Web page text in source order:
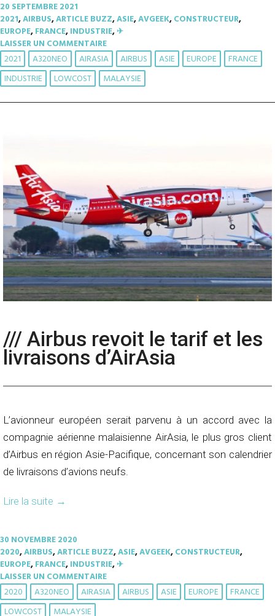
20 SEPTEMBRE 2021
2021,AIRBUS,ARTICLE BUZZ,ASIE,AVGEEK,CONSTRUCTEUR,
EUROPE,FRANCE,INDUSTRIE,✈︎
LAISSER UN COMMENTAIRE
2021 A320NEO AIRASIA AIRBUS ASIE EUROPE
FRANCE
INDUSTRIE
LOWCOST MALAYSIE
/// Airbus revoit le tarif et les
livraisons d’AirAsia
L’avionneur européen serait parvenu à un accord avec la
compagnie aérienne malaisienne AirAsia, le plus gros client
d’Airbus en région Asie-Pacifique, concernant son calendrier
de livraisons d’avions neufs.
Lire la suite →
30 NOVEMBRE 2020
2020,AIRBUS,ARTICLE BUZZ,ASIE,AVGEEK,CONSTRUCTEUR,
EUROPE,FRANCE,INDUSTRIE,✈︎
LAISSER UN COMMENTAIRE
2020 A320NEO AIRASIA AIRBUS ASIE EUROPE
FRANCE
LOWCOST
MALAYSIE